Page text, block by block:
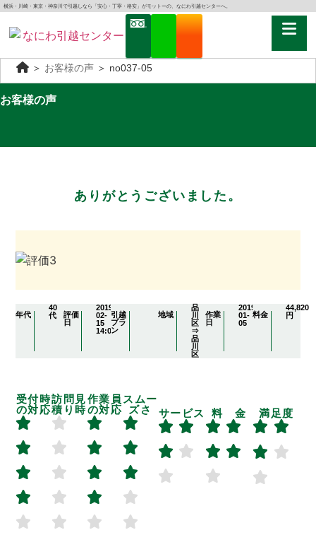
横浜・川崎・東京・神奈川で引越しなら「安心・丁寧・格安」がモットーの、なにわ引越センターへ。
＞ お客様の声 ＞ no037-05
お客様の声
ありがとうございました。
年代
40
代
評価
日
2019-
02-
15
14:04:30
引越
プラ
ン
地域
品
川
区
⇒
品
川
区
作業
日
2019-
01-
05
料金
44,820
円
受付時
の対応
訪問見
積り時
作業員
の対応
スムー
ズさ
サービス 料 金 満足度